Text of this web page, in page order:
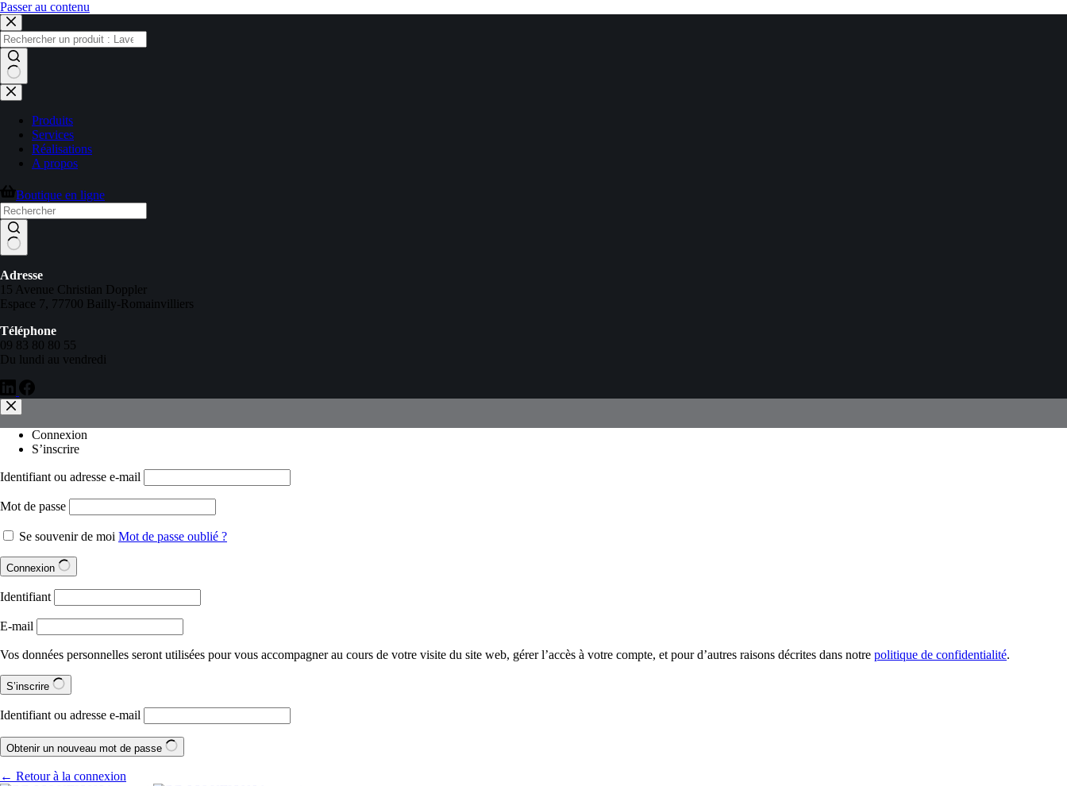
Passer au contenu
Produits
Services
Réalisations
A propos
Boutique en ligne
Adresse
15 Avenue Christian Doppler
Espace 7, 77700 Bailly-Romainvilliers
Téléphone
09 83 80 80 55
Du lundi au vendredi
Connexion
S’inscrire
Identifiant ou adresse e-mail
Mot de passe
Se souvenir de moi Mot de passe oublié ?
Connexion
Identifiant
E-mail
Vos données personnelles seront utilisées pour vous accompagner au cours de votre visite du site web, gérer l’accès à votre compte, et pour d’autres raisons décrites dans notre politique de confidentialité.
S’inscrire
Identifiant ou adresse e-mail
Obtenir un nouveau mot de passe
← Retour à la connexion